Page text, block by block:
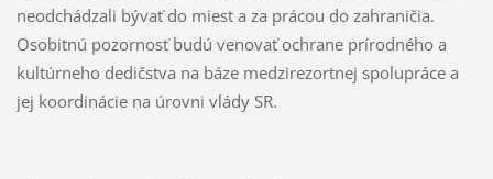
neodchádzali bývať do miest a za prácou do zahraničia.
Osobitnú pozornosť budú venovať ochrane prírodného a
kultúrneho dedičstva na báze medzirezortnej spolupráce a
jej koordinácie na úrovni vlády SR.